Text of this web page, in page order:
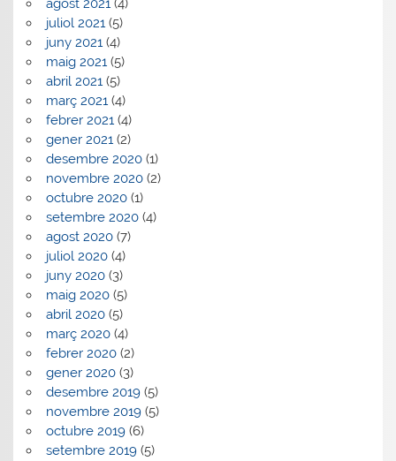
agost 2021(4)
juliol 2021(5)
juny 2021(4)
maig 2021(5)
abril 2021(5)
març 2021(4)
febrer 2021(4)
gener 2021(2)
desembre 2020(1)
novembre 2020(2)
octubre 2020(1)
setembre 2020(4)
agost 2020(7)
juliol 2020(4)
juny 2020(3)
maig 2020(5)
abril 2020(5)
març 2020(4)
febrer 2020(2)
gener 2020(3)
desembre 2019(5)
novembre 2019(5)
octubre 2019(6)
setembre 2019(5)